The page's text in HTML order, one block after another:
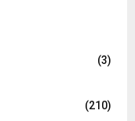
(3)
(210)